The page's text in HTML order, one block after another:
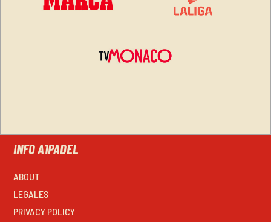
INFO A1PADEL
ABOUT
LEGALES
PRIVACY POLICY